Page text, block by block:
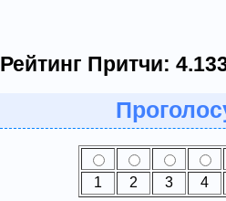
Рейтинг Притчи:
1 2 3 4